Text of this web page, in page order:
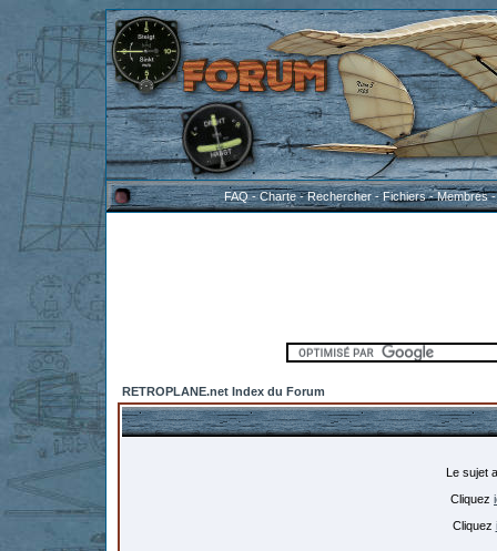
FAQ-Charte-Rechercher-Fichiers-Membres
RETROPLANE.net Index du Forum
Le sujet
Cliquez
Cliquez